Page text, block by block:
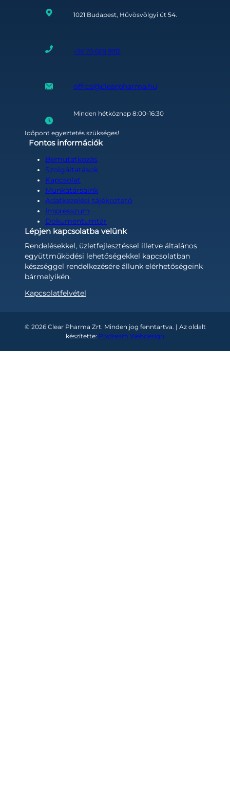
1021 Budapest, Hűvösvölgyi út 54.
+36 70 609 9912
office@clearpharma.hu
Minden hétköznap 8:00-16:30
Időpont egyeztetés szükséges!
Fontos információk
Bemutatkozás
Szolgáltatások
Kapcsolat
Munkatársaink
Adatkezelési tájékoztató
Impresszum
Dokumentumtár
Lépjen kapcsolatba velünk
Rendelésekkel, üzletfejlesztéssel illetve általános
együttműködési lehetőségekkel kapcsolatban
készséggel rendelkezésére állunk elérhetőségeink
bármelyikén.
Kapcsolatfelvétel
© 2026 Clear Pharma Zrt. Minden jog fenntartva. | Az oldalt
készítette: Pixdream Webdesign